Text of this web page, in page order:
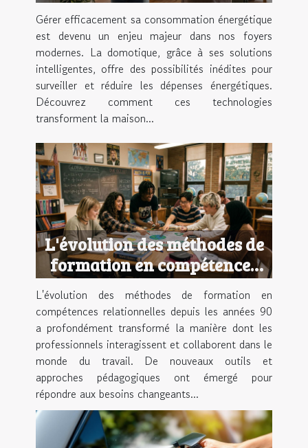
avec la domotique ?
Gérer efficacement sa consommation énergétique
est devenu un enjeu majeur dans nos foyers
modernes. La domotique, grâce à ses solutions
intelligentes, offre des possibilités inédites pour
surveiller et réduire les dépenses énergétiques.
Découvrez comment ces technologies
transforment la maison...
L'évolution des méthodes de
formation en compétences
relationnelles depuis les
années 90
L'évolution des méthodes de formation en
compétences relationnelles depuis les années 90
a profondément transformé la manière dont les
professionnels interagissent et collaborent dans le
monde du travail. De nouveaux outils et
approches pédagogiques ont émergé pour
répondre aux besoins changeants...